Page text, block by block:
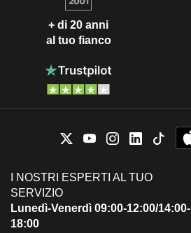
+ di 20 anni
al tuo fianco
I NOSTRI ESPERTI AL TUO
SERVIZIO
Lunedì-Venerdì 09:00-12:00/14:00-
18:00